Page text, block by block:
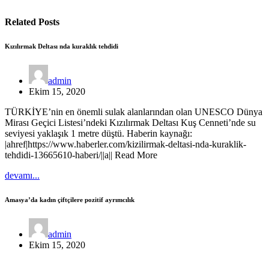
Related Posts
Kızılırmak Deltası nda kuraklık tehdidi
admin
Ekim 15, 2020
TÜRKİYE’nin en önemli sulak alanlarından olan UNESCO Dünya
Mirası Geçici Listesi’ndeki Kızılırmak Deltası Kuş Cenneti’nde su
seviyesi yaklaşık 1 metre düştü. Haberin kaynağı:
|ahref|https://www.haberler.com/kizilirmak-deltasi-nda-kuraklik-
tehdidi-13665610-haberi/||a|| Read More
devamı...
Amasya’da kadın çiftçilere pozitif ayrımcılık
admin
Ekim 15, 2020